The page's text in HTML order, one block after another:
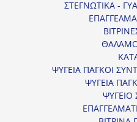
ΣΤΕΓΝΩΤΙΚΑ -
ΨΥΓΕΙΑ ΠΑΓΚΟΙ
ΨΥΓΕΙΑ
ΨΥΓΕΙΟ